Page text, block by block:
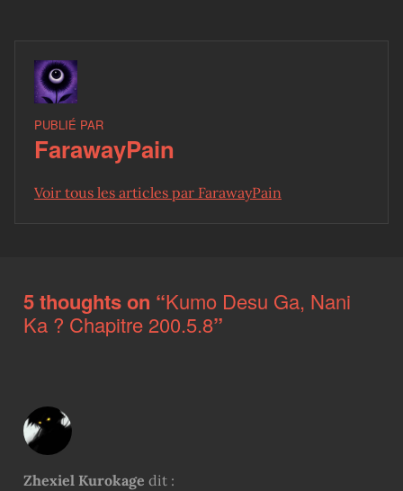
PUBLIÉ PAR
FarawayPain
Voir tous les articles par FarawayPain
5 thoughts on “Kumo Desu Ga, Nani
Ka ? Chapitre 200.5.8”
Zhexiel Kurokage dit :